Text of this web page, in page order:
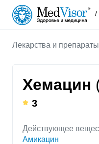
/
Лекарства и препараты
Хемацин
3
Действующее
Амикацин